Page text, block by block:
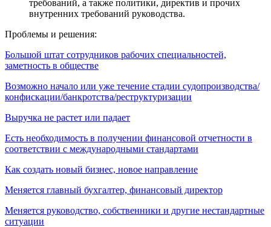
требований, а также политики, директив и прочих
внутренних требований руководства.
Проблемы и решения:
Большой штат сотрудников рабочих специальностей,
заметность в обществе
Возможно начало или уже течение стадии судопроизводства/
конфискации/банкротства/реструктуризации
Выручка не растет или падает
Есть необходимость в получении финансовой отчетности в
соответствии с международными стандартами
Как создать новый бизнес, новое направление
Меняется главный бухгалтер, финансовый директор
Меняется руководство, собственники и другие нестандартные
ситуации